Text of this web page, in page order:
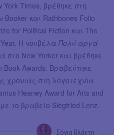
Times, βρέθηκε στη
και Rathbones Folio
for Political Fiction και The
Η νουβέλα Πολύ αργά
New Yorker και βρέθηκε
Awards. Βραβεύτηκε
χρονιάς στη λογοτεχνία
Heaney Award for Arts and
το βραβείο Siegfried Lenz.
Σόνια Βλάντη